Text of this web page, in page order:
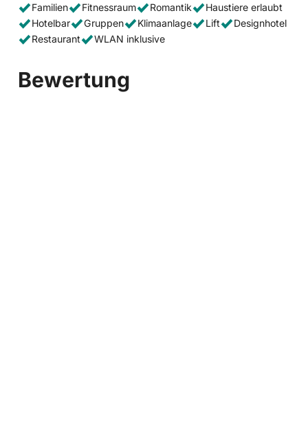
Familien Fitnessraum Romantik
Haustiere erlaubt
Hotelbar
Gruppen Klimaanlage Lift
Designhotel
Restaurant
WLAN inklusive
Bewertung